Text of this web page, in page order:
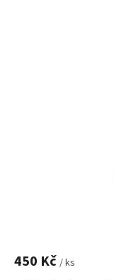
450 Kč / ks